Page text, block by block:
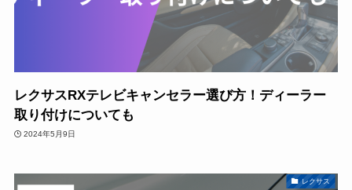
レクサスRXテレビキャンセラー選び方！ディーラー
取り付けについても
2024年5月9日
レクサス